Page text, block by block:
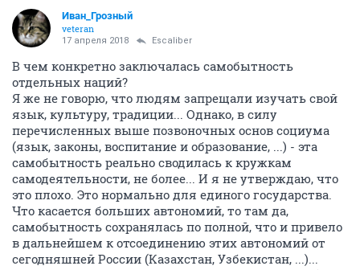
Иван_Грозный
veteran
17 апреля 2018 Escaliber
В чем конкретно заключалась самобытность
отдельных наций?
Я же не говорю, что людям запрещали изучать свой
язык, культуру, традиции... Однако, в силу
перечисленных выше позвоночных основ социума
(язык, законы, воспитание и образование, ...) - эта
самобытность реально сводилась к кружкам
самодеятельности, не более... И я не утверждаю, что
это плохо. Это нормально для единого государства.
Что касается больших автономий, то там да,
самобытность сохранялась по полной, что и привело
в дальнейшем к отсоединению этих автономий от
сегодняшней России (Казахстан, Узбекистан, ...)...